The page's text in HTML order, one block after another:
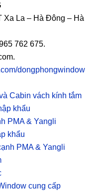
Xa La – Hà Đông – Hà
762 675.
dongphongwindow
Cabin vách kính tắm
khẩu
PMA & Yangli
khẩu
PMA & Yangli
cung cấp